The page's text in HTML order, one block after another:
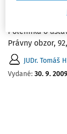
Polemika o
Polemika o
Právny obzor,
JUDr. Tomáš
Vydané: 30. 9. 2009